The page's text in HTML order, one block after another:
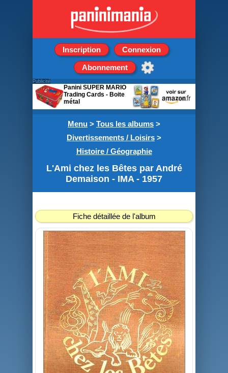
Inscription Connexion
Abonnement
Menu > Tous les albums >
Divertissements / Loisirs >
Histoire / Géographie
L'Ami chez les Bêtes par André
Demaison - IMA - 1957
Fiche détaillée de l'album
Publicité
Panini SUPER MARIO
Trading Cards - Boite
métal
8 pochettes + 3 cartes
édition limitée